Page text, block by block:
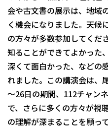
会や古文書の展示は、地域
く機会になりました。天候
の方々が多数参加してくだ
知ることができてよかった
深くて面白かった、などの
れました。この講演会は、
～26日の期間、112チャン
で、さらに多くの方々が視
の理解が深まることを願って